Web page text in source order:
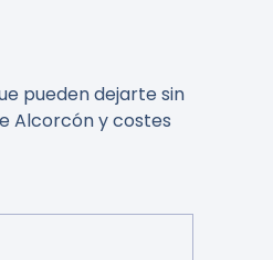
pueden dejarte sin
Alcorcón y costes